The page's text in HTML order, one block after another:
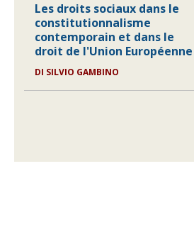
Les droits sociaux dans le
constitutionnalisme
contemporain et dans le
droit de l'Union Européenne
DI SILVIO GAMBINO